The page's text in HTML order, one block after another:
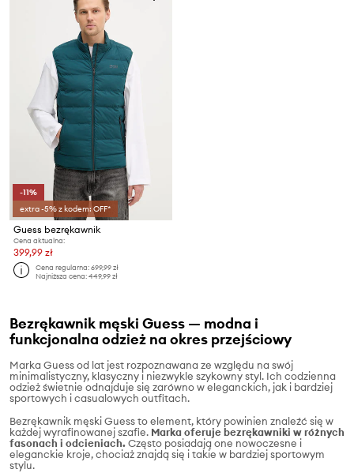
-11%
extra -5% z kodem: OFF*
Guess bezrękawnik
Cena aktualna:
399,99 zł
Cena regularna:699,99 zł
Najniższa cena:449,99 zł
Bezrękawnik męski Guess — modna i
funkcjonalna odzież na okres przejściowy
Marka Guess od lat jest rozpoznawana ze względu na swój
minimalistyczny, klasyczny i niezwykle szykowny styl. Ich codzienna
odzież świetnie odnajduje się zarówno w eleganckich, jak i bardziej
sportowych i casualowych outfitach.
Bezrękawnik męski Guess to element, który powinien znaleźć się w
każdej wyrafinowanej szafie. Marka oferuje bezrękawniki w różnych
fasonach i odcieniach.Często posiadają one nowoczesne i
eleganckie kroje, chociaż znajdą się i takie w bardziej sportowym
stylu.